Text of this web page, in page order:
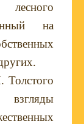
на
Толстого
взгляды